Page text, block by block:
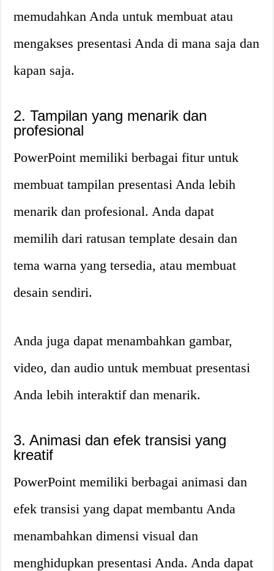
memudahkan Anda untuk membuat atau
mengakses presentasi Anda di mana saja dan
kapan saja.
2. Tampilan yang menarik dan
profesional
PowerPoint memiliki berbagai fitur untuk
membuat tampilan presentasi Anda lebih
menarik dan profesional. Anda dapat
memilih dari ratusan template desain dan
tema warna yang tersedia, atau membuat
desain sendiri.
Anda juga dapat menambahkan gambar,
video, dan audio untuk membuat presentasi
Anda lebih interaktif dan menarik.
3. Animasi dan efek transisi yang
kreatif
PowerPoint memiliki berbagai animasi dan
efek transisi yang dapat membantu Anda
menambahkan dimensi visual dan
menghidupkan presentasi Anda. Anda dapat